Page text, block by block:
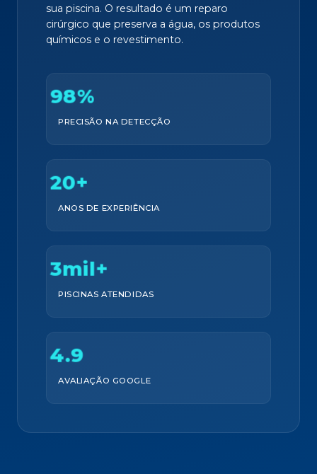
sua piscina. O resultado é um reparo
cirúrgico que preserva a água, os produtos
químicos e o revestimento.
98%
PRECISÃO NA DETECÇÃO
20+
ANOS DE EXPERIÊNCIA
3mil+
PISCINAS ATENDIDAS
4.9
AVALIAÇÃO GOOGLE